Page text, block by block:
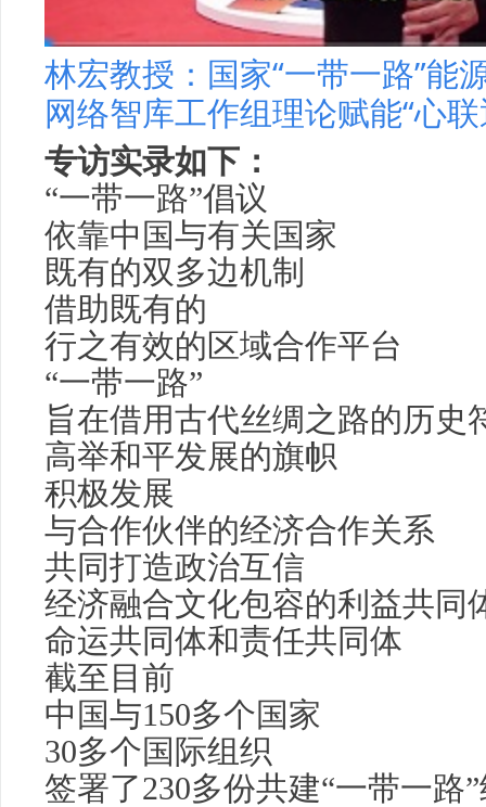
林宏教授：国家“一带一路”能
网络智库工作组理论赋能“心联
专访实录如下：
“一带一路”倡议
依靠中国与有关国家
既有的双多边机制
借助既有的
行之有效的区域合作平台
“一带一路”
旨在借用古代丝绸之路的历史
高举和平发展的旗帜
积极发展
与合作伙伴的经济合作关系
共同打造政治互信
经济融合文化包容的利益共同
命运共同体和责任共同体
截至目前
中国与150多个国家
30多个国际组织
签署了230多份共建“一带一路